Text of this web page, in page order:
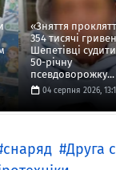
«Зняття
354 тисячі
Шепетівці
50-річну
псевдоворожку...
04 серпня 2026,
снаряд Друга